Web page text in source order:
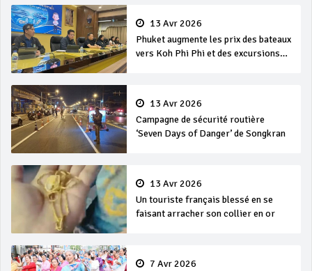
13 Avr 2026
Phuket augmente les prix des bateaux
vers Koh Phi Phi et des excursions
13 Avr 2026
Campagne de sécurité routière
‘Seven Days of Danger’ de Songkran
13 Avr 2026
Un touriste français blessé en se
faisant arracher son collier en or
7 Avr 2026